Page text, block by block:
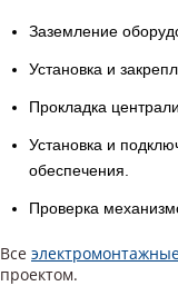
Заземление
Установка и
Прокладка
Установка и
обеспечения.
Проверка
Все
проектом.